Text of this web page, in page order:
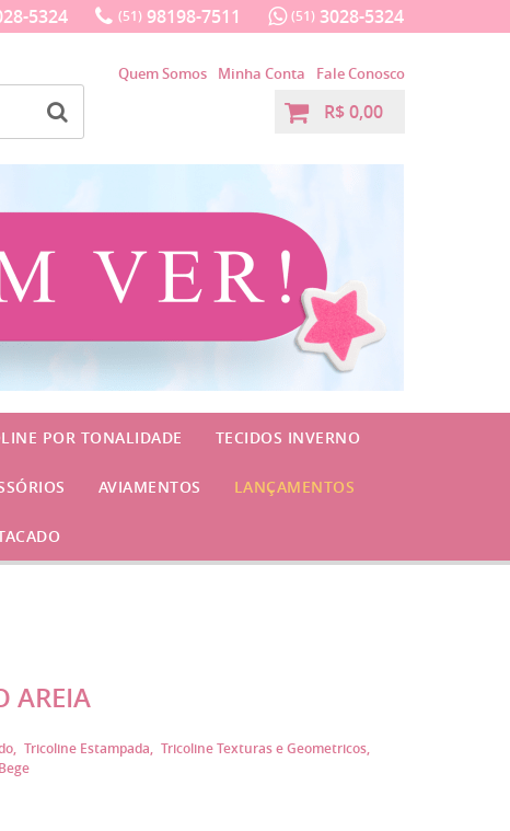
5324 (51) 98198-7511 (51) 3028-5324
Quem Somos Minha Conta Fale Conosco
R$ 0,00
POR TONALIDADE TECIDOS INVERNO
AVIAMENTOS LANÇAMENTOS
AREIA
Tricoline Estampada
Tricoline Texturas e Geometricos